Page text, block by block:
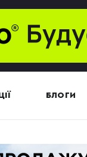
БЛОГИ